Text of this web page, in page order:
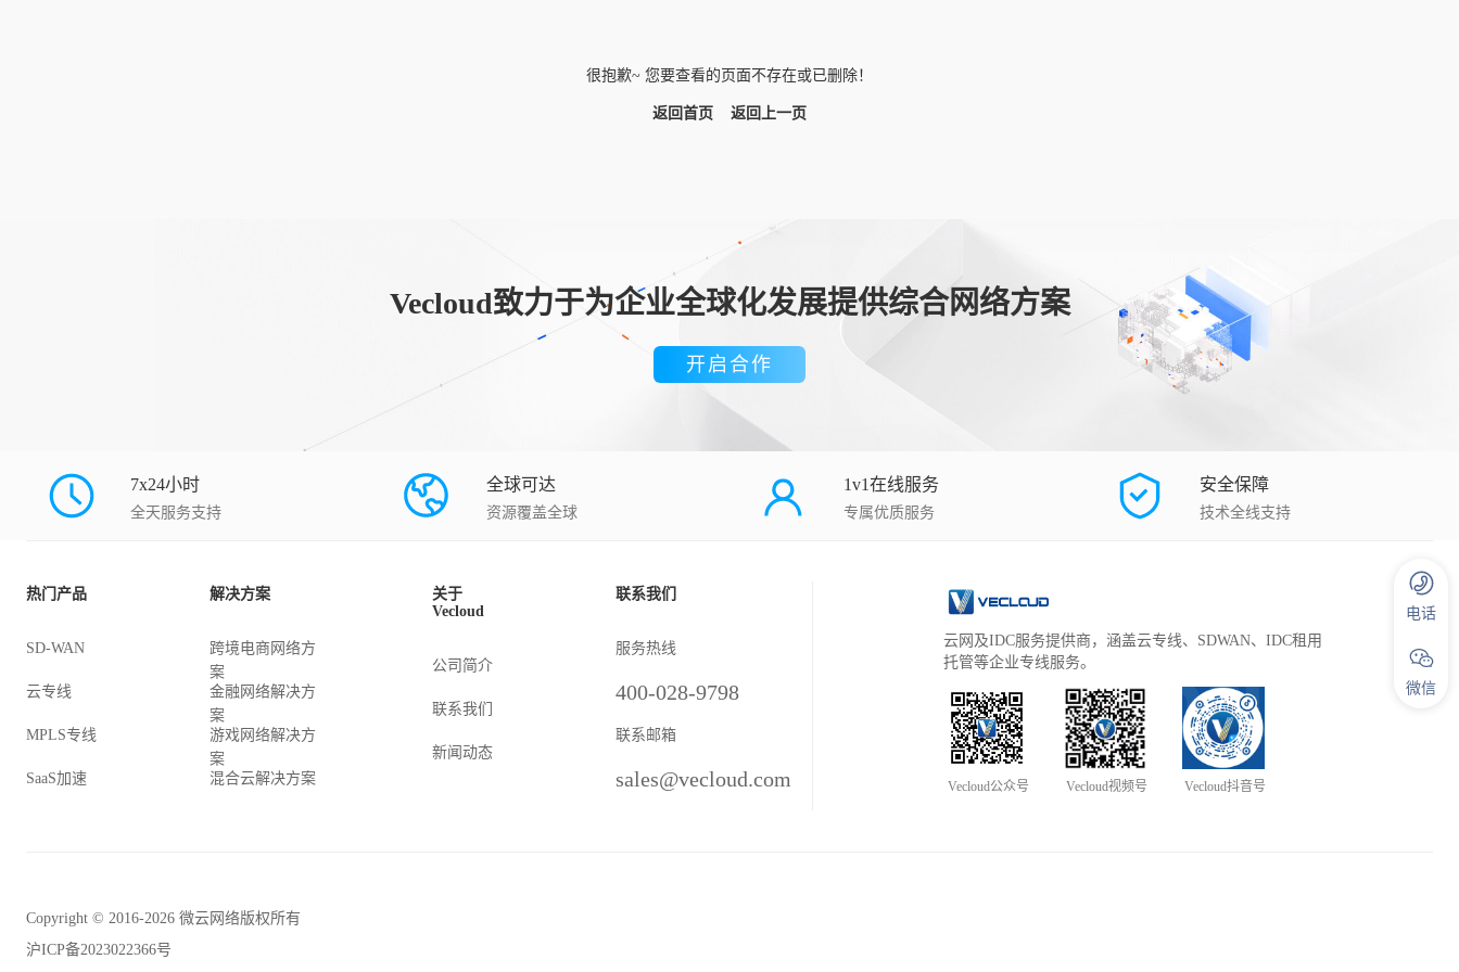
很抱歉~ 您要查看的页面不存在或已删除！
返回首页 返回上一页
Vecloud致力于为企业全球化发展提供综合网络方案
开启合作
7x24小时
全天服务支持
全球可达
资源覆盖全球
1v1在线服务
专属优质服务
安全保障
技术全线支持
热门产品
SD-WAN
云专线
MPLS专线
SaaS加速
解决方案
跨境电商网络方
案
金融网络解决方
案
游戏网络解决方
案
混合云解决方案
关于
Vecloud
公司简介
联系我们
新闻动态
联系我们
服务热线
400-028-9798
联系邮箱
sales@vecloud.com
云网及IDC服务提供商，涵盖云专线、SDWAN、IDC租用
托管等企业专线服务。
Vecloud公众号 Vecloud视频号 Vecloud抖音号
Copyright © 2016-2026 微云网络版权所有
沪ICP备2023022366号
电话
微信